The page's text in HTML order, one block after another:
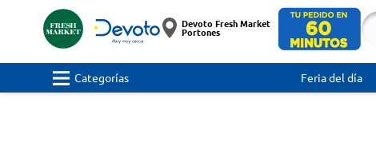
Devoto Fresh Market
Portones
Categorías Feria del día